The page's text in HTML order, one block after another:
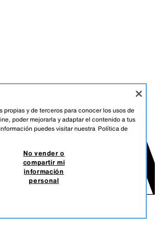
propias y de terceros para conocer los usos de
poder mejorarla y adaptar el contenido a tus
puedes visitar nuestra Política de
No vender o
compartir mi
información
personal